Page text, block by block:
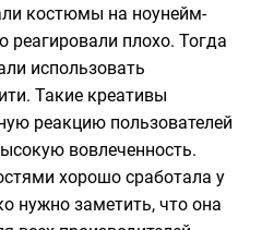
костюмы на ноунейм-
реагировали плохо. Тогда
использовать
Такие креативы
реакцию пользователей
вовлеченность.
хорошо сработала у
нужно заметить, что она